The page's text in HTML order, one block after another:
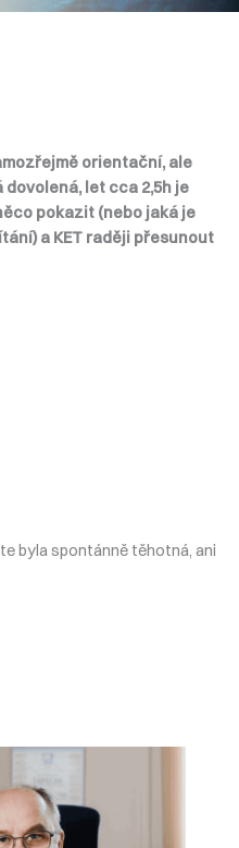
orientační, ale
dovolená, let cca 2,5h je
pokazit (nebo jaká je
a KET raději přesunout
byla spontánně těhotná, ani